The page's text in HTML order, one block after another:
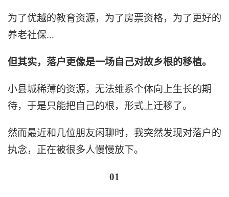
为了优越的教育资源，为了房票资格，为了更好的
养老社保...
但其实，落户更像是一场自己对故乡根的移植。
小县城稀薄的资源，无法维系个体向上生长的期
待，于是只能把自己的根，形式上迁移了。
然而最近和几位朋友闲聊时，我突然发现对落户的
执念，正在被很多人慢慢放下。
01